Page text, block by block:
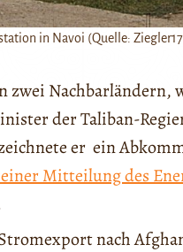
in Navoi (Quelle:
zwei
der Taliban-
er ein
Mitteilung des
nach